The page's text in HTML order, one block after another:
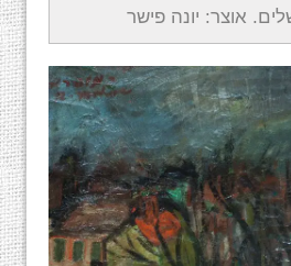
אוצר: יונה פישר